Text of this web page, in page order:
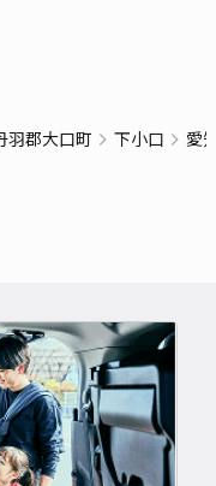
羽郡大口町 下小口 愛